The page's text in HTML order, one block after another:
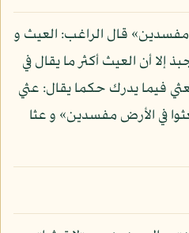
مفسدين» قال الراغب: العيث و
إلا أن العيث أكثر ما يقال في
فيما يدرك حكما يقال: عثي
في الأرض مفسدين» و عثا